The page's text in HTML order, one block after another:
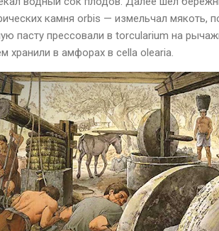
камня orbis — измельчал мякоть,
пасту прессовали в torcularium на
хранили в амфорах в cella olearia